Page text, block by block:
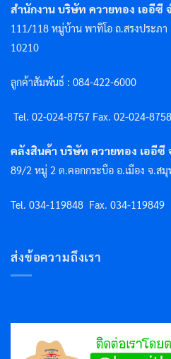
สำนักงาน บริษัท ควายทอง เออีซี
111/118 หมู่บ้าน พาทิโอ ถ.สรงประภา
10210
ลูกค้าสัมพันธ์ : 084-422-6000
Tel. 02-024-8757 Fax. 02-024-8758
คลังสินค้า บริษัท ควายทอง เออีซี
89/2 หมู่ 2 ต.คอกกระบือ อ.เมือง จ.สมุ
Tel. 034-119848 Fax. 034-119849
ส่งข้อความถึงเรา